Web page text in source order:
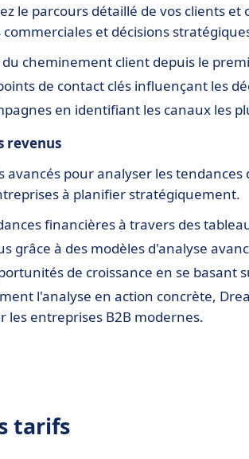
le parcours détaillé de vos clients
et décisions
du cheminement client depuis le
de contact clés influençant les
en identifiant les canaux les
revenus
avancés pour analyser les
à planifier stratégiquement.
financières à travers des
grâce à des modèles d'analyse
de croissance en se basant
l'analyse en action concrète,
les entreprises B2B modernes.
tarifs